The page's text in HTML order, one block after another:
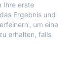
Ihre erste
Ergebnis und
um eine
erhalten, falls